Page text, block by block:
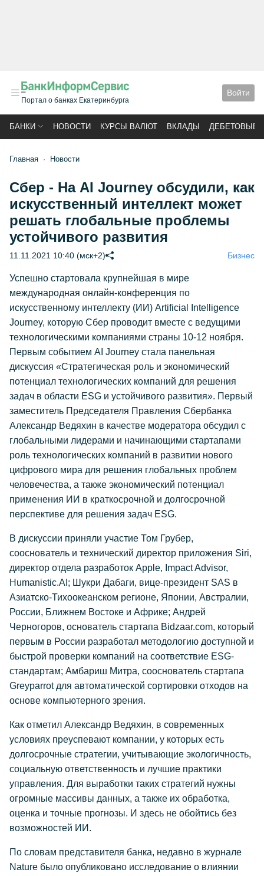
Портал о банках Екатеринбурга
Войти
БАНКИ НОВОСТИ КУРСЫ ВАЛЮТ ВКЛАДЫ ДЕБЕТОВЫЕ
Главная Новости
Сбер - На AI Journey обсудили, как
искусственный интеллект может
решать глобальные проблемы
устойчивого развития
11.11.2021 10:40 (мск+2) Бизнес
Успешно стартовала крупнейшая в мире
международная онлайн-конференция по
искусственному интеллекту (ИИ) Artificial Intelligence
Journey, которую Сбер проводит вместе с ведущими
технологическими компаниями страны 10-12 ноября.
Первым событием AI Journey стала панельная
дискуссия «Стратегическая роль и экономический
потенциал технологических компаний для решения
задач в области ESG и устойчивого развития». Первый
заместитель Председателя Правления Сбербанка
Александр Ведяхин в качестве модератора обсудил с
глобальными лидерами и начинающими стартапами
роль технологических компаний в развитии нового
цифрового мира для решения глобальных проблем
человечества, а также экономический потенциал
применения ИИ в краткосрочной и долгосрочной
перспективе для решения задач ESG.
В дискуссии приняли участие Том Грубер,
сооснователь и технический директор приложения Siri,
директор отдела разработок Apple, Impact Advisor,
Humanistic.AI; Шукри Дабаги, вице-президент SAS в
Азиатско-Тихоокеанском регионе, Японии, Австралии,
России, Ближнем Востоке и Африке; Андрей
Черногоров, основатель стартапа Bidzaar.com, который
первым в России разработал методологию доступной и
быстрой проверки компаний на соответствие ESG-
стандартам; Амбариш Митра, сооснователь стартапа
Greyparrot для автоматической сортировки отходов на
основе компьютерного зрения.
Как отметил Александр Ведяхин, в современных
условиях преуспевают компании, у которых есть
долгосрочные стратегии, учитывающие экологичность,
социальную ответственность и лучшие практики
управления. Для выработки таких стратегий нужны
огромные массивы данных, а также их обработка,
оценка и точные прогнозы. И здесь не обойтись без
возможностей ИИ.
По словам представителя банка, недавно в журнале
Nature было опубликовано исследование о влиянии